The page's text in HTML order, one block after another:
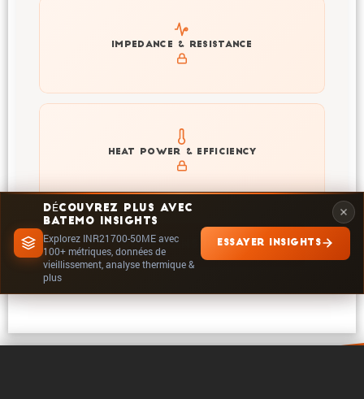
DÉCOUVREZ PLUS AVEC
BATEMO INSIGHTS
Explorez INR21700-50ME avec
100+ métriques, données de
vieillissement, analyse thermique &
plus
ESSAYER INSIGHTS
IMPEDANCE & RESISTANCE
Explore impedance spectrum and DCIR (SOC, T) of
INR21700-50ME
HEAT POWER & EFFICIENCY
Explore heat generation and cell efficiency at different
temperatures and powers of INR21700-50ME
EXPLORER DANS INSIGHTS